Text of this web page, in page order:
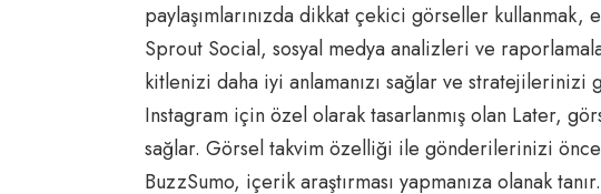
paylaşımlarınızda dikkat çekici görseller kullanmak,
Sprout Social, sosyal medya analizleri ve
kitlenizi daha iyi anlamanızı sağlar ve stratejilerinizi
Instagram için özel olarak tasarlanmış olan Later,
sağlar. Görsel takvim özelliği ile gönderilerinizi
BuzzSumo, içerik araştırması yapmanıza olanak